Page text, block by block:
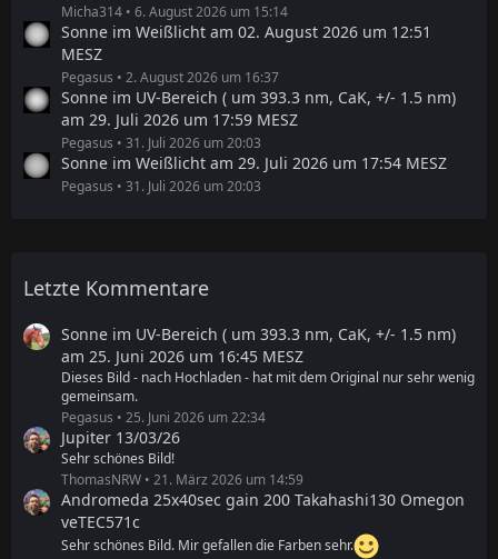
Micha314 6. August 2026 um 15:14
Sonne im Weißlicht am 02. August 2026 um 12:51
MESZ
Pegasus 2. August 2026 um 16:37
Sonne im UV-Bereich ( um 393.3 nm, CaK, +/- 1.5 nm)
am 29. Juli 2026 um 17:59 MESZ
Pegasus 31. Juli 2026 um 20:03
Sonne im Weißlicht am 29. Juli 2026 um 17:54 MESZ
Pegasus 31. Juli 2026 um 20:03
Letzte Kommentare
Sonne im UV-Bereich ( um 393.3 nm, CaK, +/- 1.5 nm)
am 25. Juni 2026 um 16:45 MESZ
Dieses Bild - nach Hochladen - hat mit dem Original nur sehr wenig
gemeinsam.
Pegasus
25. Juni 2026 um 22:34
Jupiter 13/03/26
Sehr schönes Bild!
ThomasNRW
21. März 2026 um 14:59
Andromeda 25x40sec gain 200 Takahashi130 Omegon
veTEC571c
Sehr schönes Bild. Mir gefallen die Farben sehr.